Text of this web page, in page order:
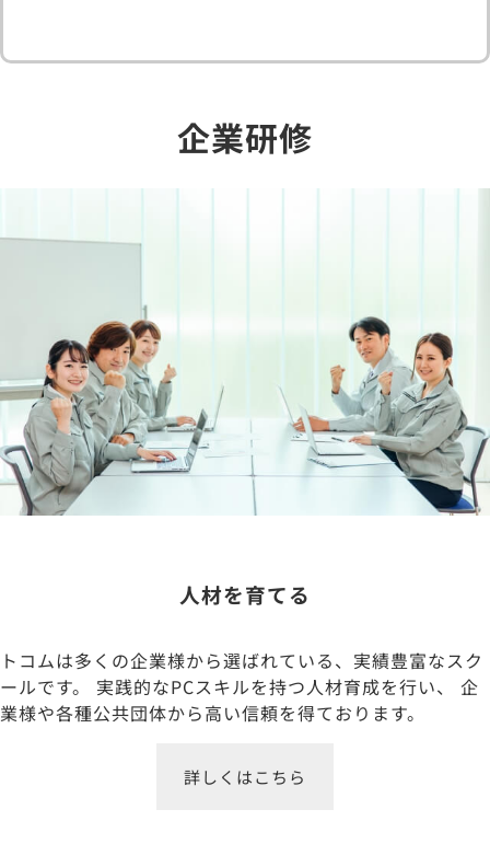
企業研修
人材を育てる
トコムは多くの企業様から選ばれている、実績豊富なスク
ールです。 実践的なPCスキルを持つ人材育成を行い、 企
業様や各種公共団体から高い信頼を得ております。
詳しくはこちら